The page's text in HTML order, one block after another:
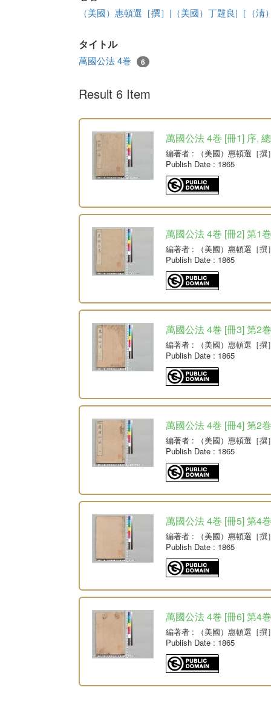
（美國）惠頓選［撰］|（美國）丁韙良|［（
タイトル
萬國公法 4巻 6
Result 6 Item
萬國公法 4巻 [冊1] 序,
編著者 : （美國）惠頓選［撰
Publish Date : 1865
萬國公法 4巻 [冊2] 第1
編著者 : （美國）惠頓選［撰
Publish Date : 1865
萬國公法 4巻 [冊3] 第2
編著者 : （美國）惠頓選［撰
Publish Date : 1865
萬國公法 4巻 [冊4] 第2
編著者 : （美國）惠頓選［撰
Publish Date : 1865
萬國公法 4巻 [冊5] 第4
編著者 : （美國）惠頓選［撰
Publish Date : 1865
萬國公法 4巻 [冊6] 第4
編著者 : （美國）惠頓選［撰
Publish Date : 1865